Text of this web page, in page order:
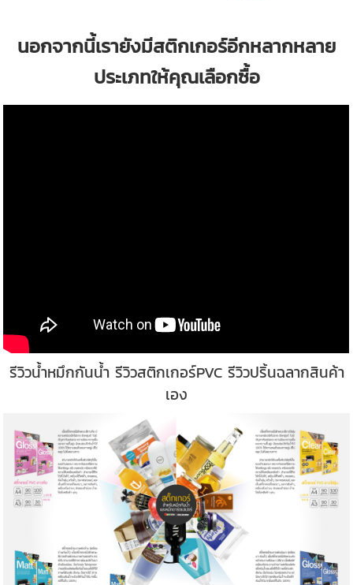
นอกจากนี้เรายังมีสติกเกอร์อีกหลากหลาย
ประเภทให้คุณเลือกซื้อ
รีวิวน้ำหมึกกันน้ำ รีวิวสติกเกอร์PVC รีวิวปริ้นฉลากสินค้า
เอง